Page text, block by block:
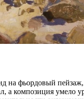
на фьордовый
а композиция